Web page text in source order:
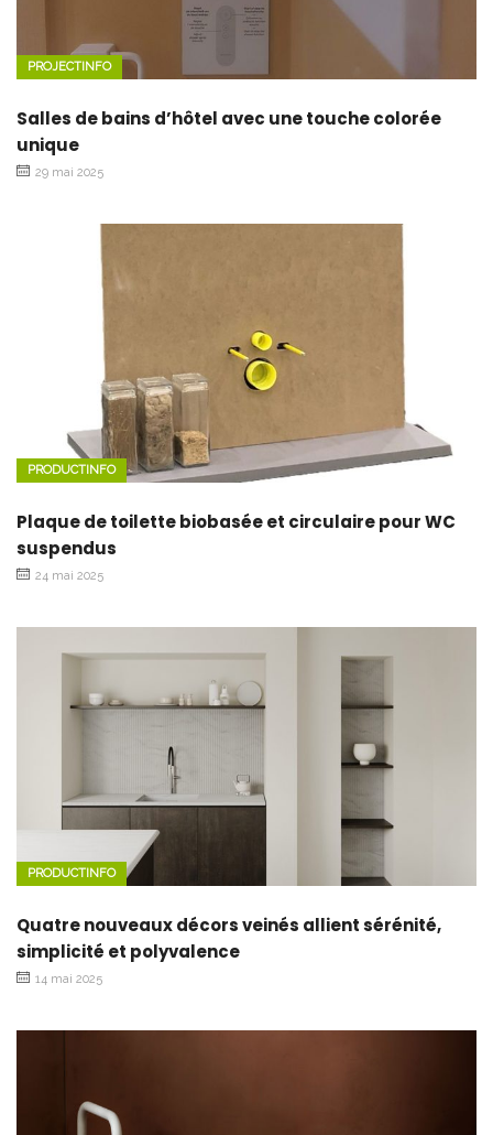
PROJECTINFO
Salles de bains d’hôtel avec une touche colorée
unique
29 mai 2025
PRODUCTINFO
Plaque de toilette biobasée et circulaire pour WC
suspendus
24 mai 2025
PRODUCTINFO
Quatre nouveaux décors veinés allient sérénité,
simplicité et polyvalence
14 mai 2025